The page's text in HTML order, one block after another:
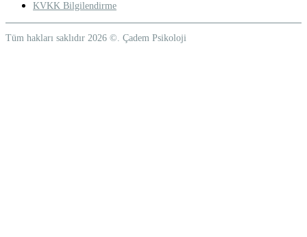
KVKK Bilgilendirme
Tüm hakları saklıdır 2026 ©. Çadem Psikoloji